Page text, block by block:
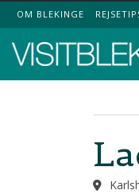
Top Menu
OM BLEKINGE